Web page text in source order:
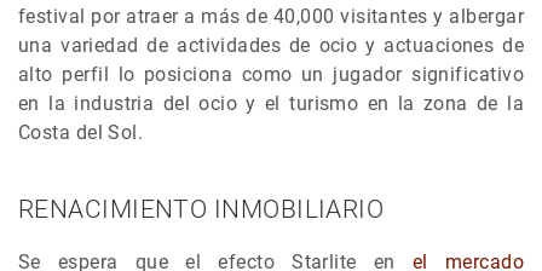
festival por atraer a más de 40,000 visitantes y albergar
una variedad de actividades de ocio y actuaciones de
alto perfil lo posiciona como un jugador significativo
en la industria del ocio y el turismo en la zona de la
Costa del Sol.
RENACIMIENTO INMOBILIARIO
Se espera que el efecto Starlite en el mercado